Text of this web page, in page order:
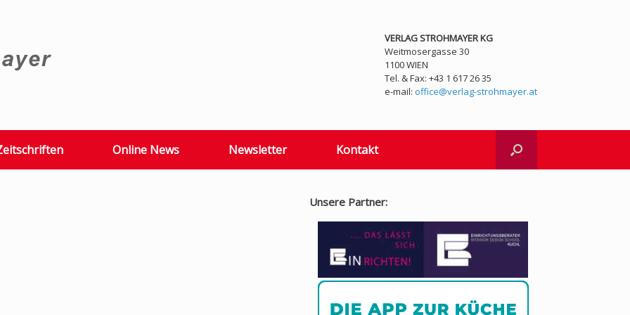
VERLAG STROHMAYER KG
Weitmosergasse 30
1100 WIEN
Tel. & Fax: +43 1 617 26 35
e-mail: office@verlag-strohmayer.at
Online News Newsletter Kontakt
Unsere Partner: